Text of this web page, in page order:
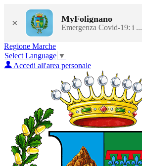
× MyFolignano
Emergenza Covid-19: i ...
Regione Marche
Select Language ▼
Accedi all'area personale